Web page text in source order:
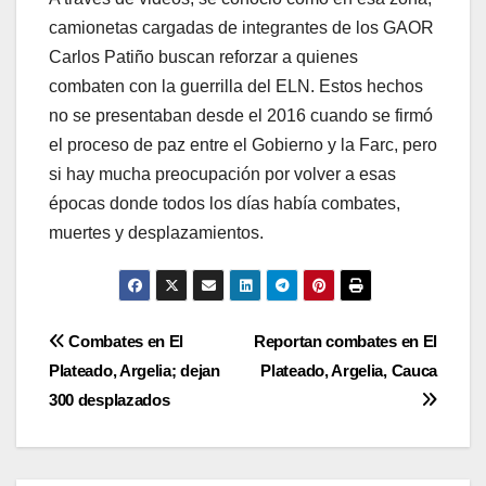
camionetas cargadas de integrantes de los GAOR
Carlos Patiño buscan reforzar a quienes
combaten con la guerrilla del ELN. Estos hechos
no se presentaban desde el 2016 cuando se firmó
el proceso de paz entre el Gobierno y la Farc, pero
si hay mucha preocupación por volver a esas
épocas donde todos los días había combates,
muertes y desplazamientos.
Navegación
de
entradas
Reportan combates en El
Plateado, Argelia, Cauca
Combates en El
Plateado, Argelia; dejan
300 desplazados